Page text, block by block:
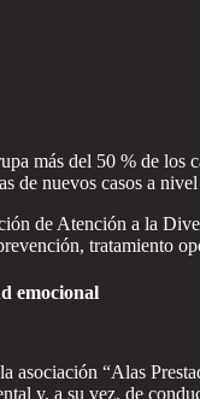
más del 50 % de los
de nuevos casos a
de Atención a la
tratamiento
emocional
asociación “Alas
y, a su vez, de